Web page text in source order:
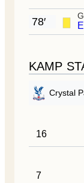
78′
KAMP
Crystal
16
7